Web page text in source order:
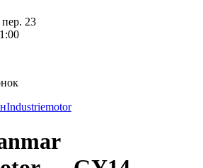
23
Industriemotor